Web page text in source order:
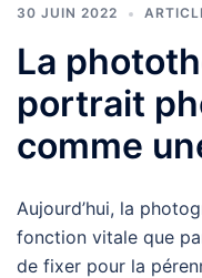
30 JUIN 2022
La
portrait
comme
Aujourd’hui, la
fonction vitale que
de fixer pour la